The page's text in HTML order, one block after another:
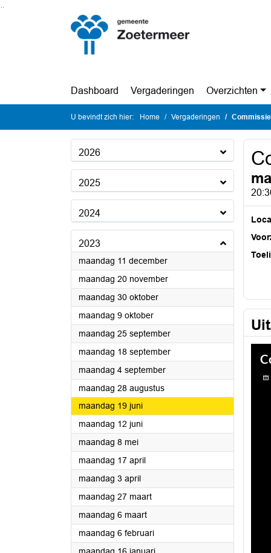
Ga naar de inhoud van deze pagina
Ga naar het zoeken
Ga naar het menu
Dashboard Vergaderingen Overzichten
U bevindt zich hier: Home Vergaderingen
2026
2025
2024
2023
maandag 11 december2023
maandag 20 november2023
maandag 30 oktober2023
maandag 9 oktober2023
maandag 25 september2023
maandag 18 september2023
maandag 4 september2023
maandag 28 augustus2023
maandag 19 juni2023
maandag 12 juni2023
maandag 8 mei2023
maandag 17 april2023
maandag 3 april2023
maandag 27 maart2023
maandag 6 maart2023
maandag 6 februari2023
2023